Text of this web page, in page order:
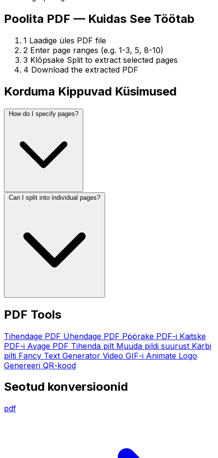
Poolita PDF — Kuidas See Töötab
1 Laadige üles PDF file
2 Enter page ranges (e.g. 1-3, 5, 8-10)
3 Klõpsake Split to extract selected pages
4 Download the extracted PDF
Korduma Kippuvad Küsimused
How do I specify pages?
Can I split into individual pages?
PDF Tools
Tihendage PDF Ühendage PDF Pöörake PDF-i Kaitske
PDF-i Avage PDF Tihenda pilt Muuda pildi suurust Kärbi
pilti Fancy Text Generator Video GIF-i Animate Logo
Genereeri QR-kood
Seotud konversioonid
pdf